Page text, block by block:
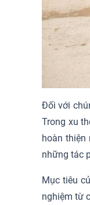
Đối với
Trong xu
hoàn
những tác
Mục tiêu
nghiệm từ